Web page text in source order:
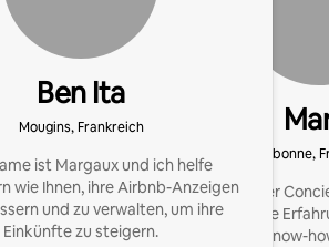
Ben Ita
Mougins, Frankreich
ist Margaux und ich helfe
wie Ihnen, ihre Airbnb-Anzeigen
und zu verwalten, um ihre
Einkünfte zu steigern.
Valbonne,
Als Gründerin der
ich Ihnen meine
und mein Know-